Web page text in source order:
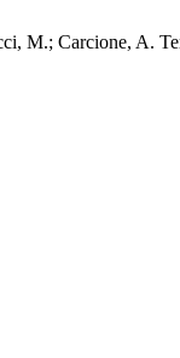
M.; Carcione, A.